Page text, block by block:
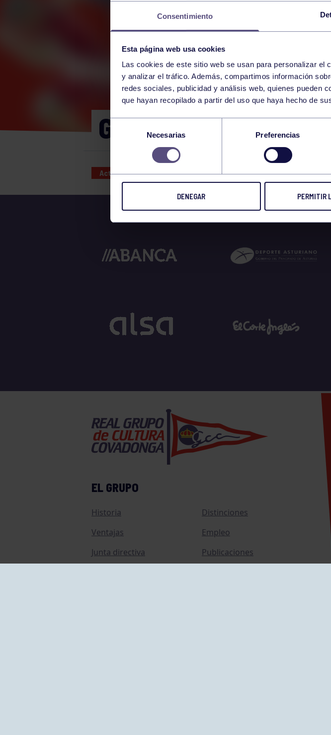
Consentimiento
Esta página web usa cookies
Las cookies de este sitio web se usan para personalizar
y analizar el tráfico. Además, compartimos información
redes sociales, publicidad y análisis web, quienes pueden
que hayan recopilado a partir del uso que haya hecho de
Selección
consentimiento
Necesarias Preferencias
DENEGAR PERMITIR
16
GAP 9:30-10:00
Actividades deportivas 16 JAN 2025
EL GRUPO
Historia
Distinciones
Ventajas
Empleo
Junta directiva
Publicaciones